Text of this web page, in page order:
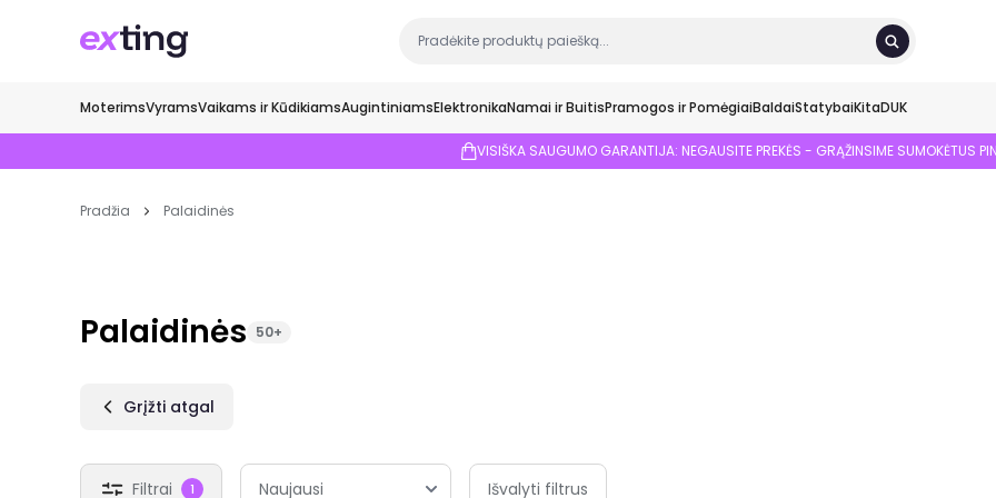
MoterimsVyramsVaikams ir KūdikiamsAugintiniamsElektronikaNamai ir BuitisPramogos ir PomėgiaiBaldaiStatybaiKitaDUK
VISIŠKA SAUGUMO GARANTIJA: NEGAUSITE PREKĖS - GRĄŽINSIME SUMOKĖTUS
Pradžia Palaidinės
Palaidinės 50+
Grįžti atgal
Filtrai 1 Išvalyti filtrus